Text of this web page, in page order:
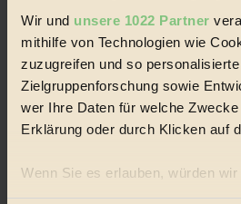
Wir und unsere 1022 Partner
mithilfe von Technologien wie
zuzugreifen und so
Zielgruppenforschung sowie
wer Ihre Daten für welche
Erklärung oder durch Klicken auf
Wenn Sie es erlauben, würden wir
Informationen über Ihre
Regional
Garten
#